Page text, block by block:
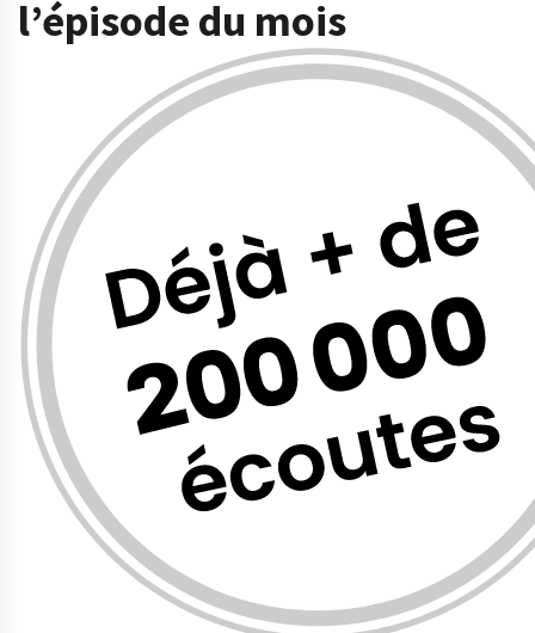
l’épisode du mois